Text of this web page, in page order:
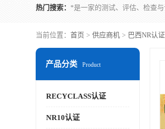
热门搜索：
当前位置： 首页 > 供应商机 > 巴西NR认证
产品分类 Product
RECYCLASS认证
NR10认证